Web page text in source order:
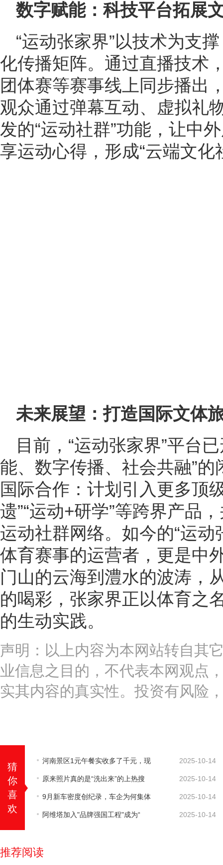
数字赋能：科技平台拓展
“运动张家界”以技术为支
化传播矩阵。通过直播技术
团体赛等赛事线上同步播出
观众通过弹幕互动、虚拟礼
发的“运动社群”功能，让中
享运动心得，形成“云端文化
未来展望：打造国际文体
目前，“运动张家界”平台
能、数字传播、社会共融”
国际合作：计划引入更多顶
遗”“运动+研学”等跨界产品
运动社群网络。如今的“运
体育赛事的运营者，更是中
门山的云海到澧水的波涛，
的喝彩，张家界正以体育之
的生动实践。
声明：以上内容为本网站转自其
业信息之目的，不代表本网观点
实其内容的真实性。投资有风险
猜
你
喜
欢
河南景区1元午餐实收多了千元，现 2025-10-14
原来照片真的是“洗出来”的上热搜 2025-10-14
9月新车密度创纪录，车企为何集体 2025-10-14
阿维塔加入"品牌强国工程"成为“ 2025-10-14
推荐阅读